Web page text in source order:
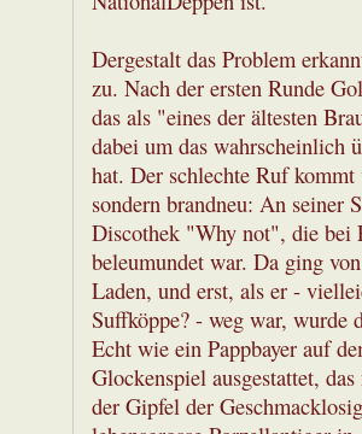
Dergestalt das Problem
zu. Nach der ersten Runde
das als "eines der ältesten
dabei um das wahrscheinlich
hat. Der schlechte Ruf
sondern brandneu: An seiner
Discothek "Why not", die bei
beleumundet war. Da ging
Laden, und erst, als er -
Suffköppe? - weg war, wurde
Echt wie ein Pappbayer auf
Glockenspiel ausgestattet,
der Gipfel der